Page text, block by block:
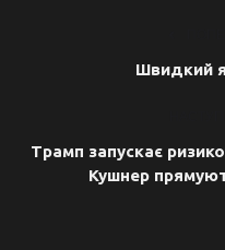
Швидкий
Трамп запускає
Кушнер